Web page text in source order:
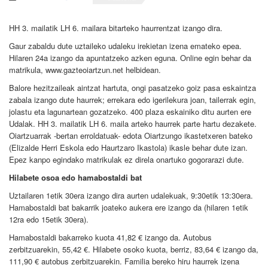
HH 3. mailatik LH 6. mailara bitarteko haurrentzat izango dira.
Gaur zabaldu dute uztaileko udaleku irekietan izena emateko epea.
Hilaren 24a izango da apuntatzeko azken eguna. Online egin behar da
matrikula, www.gazteoiartzun.net helbidean.
Balore hezitzaileak aintzat hartuta, ongi pasatzeko goiz pasa eskaintza
zabala izango dute haurrek; errekara edo igerilekura joan, tailerrak egin,
jolastu eta lagunartean gozatzeko. 400 plaza eskainiko ditu aurten ere
Udalak. HH 3. mailatik LH 6. maila arteko haurrek parte hartu dezakete.
Oiartzuarrak -bertan erroldatuak- edota Oiartzungo ikastetxeren bateko
(Elizalde Herri Eskola edo Haurtzaro Ikastola) ikasle behar dute izan.
Epez kanpo egindako matrikulak ez direla onartuko gogorarazi dute.
Hilabete osoa edo hamabostaldi bat
Uztailaren 1etik 30era izango dira aurten udalekuak, 9:30etik 13:30era.
Hamabostaldi bat bakarrik joateko aukera ere izango da (hilaren 1etik
12ra edo 15etik 30era).
Hamabostaldi bakarreko kuota 41,82 € izango da. Autobus
zerbitzuarekin, 55,42 €. Hilabete osoko kuota, berriz, 83,64 € izango da,
111,90 € autobus zerbitzuarekin. Familia bereko hiru haurrek izena